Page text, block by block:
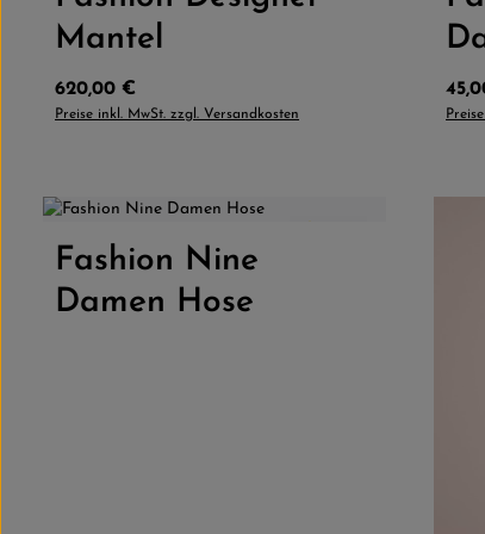
Mantel
Regulärer Preis:
620,00 €
Preise inkl. MwSt. zzgl. Versandkosten
Produkt Anzahl: Gib den
Fashion Nine
Damen Hose